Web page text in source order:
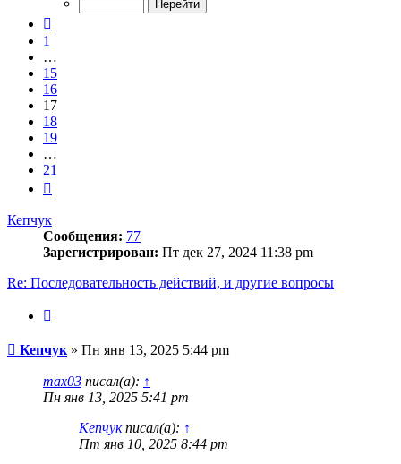
1
…
15
16
17
18
19
…
21
Кепчук
Сообщения: 77
Зарегистрирован: Пт дек 27, 2024 11:38 pm
Re: Последовательность действий, и другие вопросы
Сообщение
Кепчук » Пн янв 13, 2025 5:44 pm
max03 писал(а): ↑
Пн янв 13, 2025 5:41 pm
Кепчукписал(а): ↑
Пт янв 10, 2025 8:44 pm